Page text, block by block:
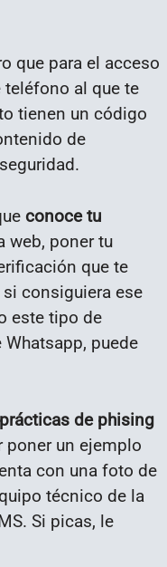
que para el acceso
teléfono al que te
tienen un código
de
conoce tu
web, poner tu
que te
consiguiera ese
este tipo de
puede
prácticas de phising
poner un ejemplo
con una foto de
técnico de la
Si picas, le